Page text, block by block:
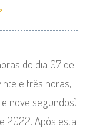
do dia 07 de
e três horas,
nove segundos)
2022. Após esta